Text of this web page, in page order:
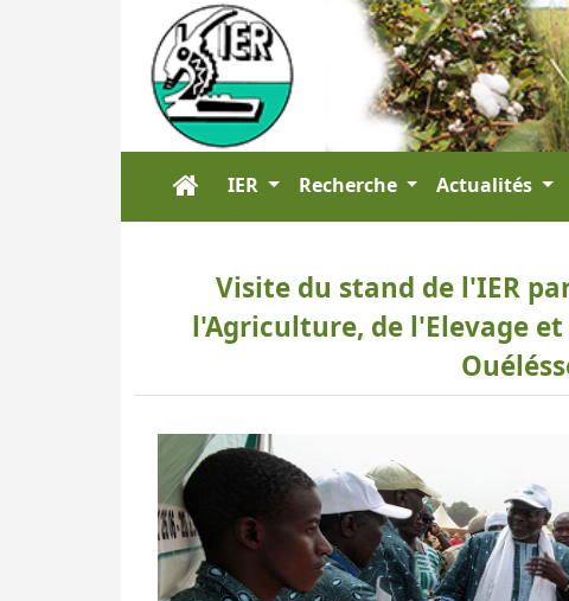
IER Recherche Actualités
Visite du stand de l'IER
l'Agriculture, de l'Elevage et